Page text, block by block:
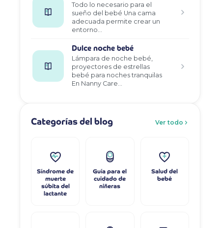
Todo lo necesario para el
sueño del bebé Una cama
adecuada permite crear un
entorno…
Dulce noche bebé
Lámpara de noche bebé,
proyectores de estrellas
bebé para noches tranquilas
En Nanny Care…
Categorías del blog Ver todo
Síndrome de
muerte
súbita del
lactante
Guía para el
cuidado de
niñeras
Salud del
bebé